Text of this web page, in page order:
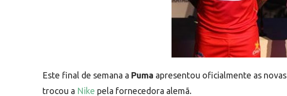
Este final de semana a Puma apresentou oficialmente as novas
trocou a Nike pela fornecedora alemã.